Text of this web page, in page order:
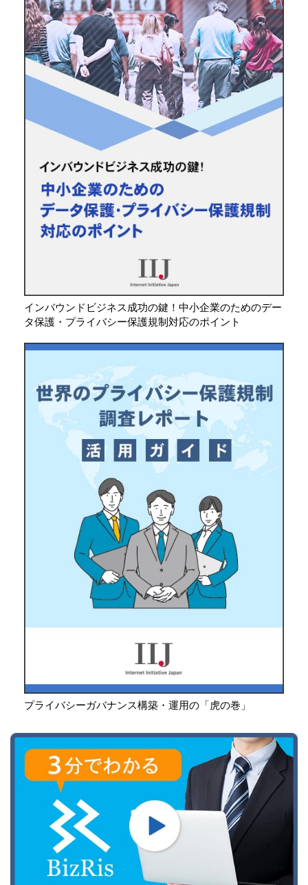
インバウンドビジネス成功の鍵！中小企業のためのデー
タ保護・プライバシー保護規制対応のポイント
プライバシーガバナンス構築・運用の「虎の巻」